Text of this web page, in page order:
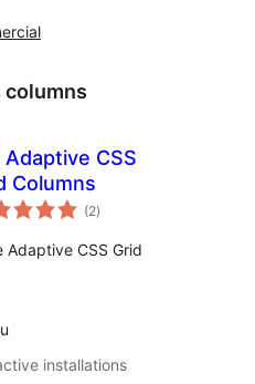
columns
Adaptive CSS
Columns
(2total
ratings
)
Adaptive CSS Grid
installations